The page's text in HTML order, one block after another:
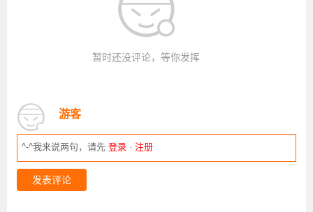
暂时还没评论，等你发挥
游客
^-^我来说两句，请先登录 · 注册
发表评论